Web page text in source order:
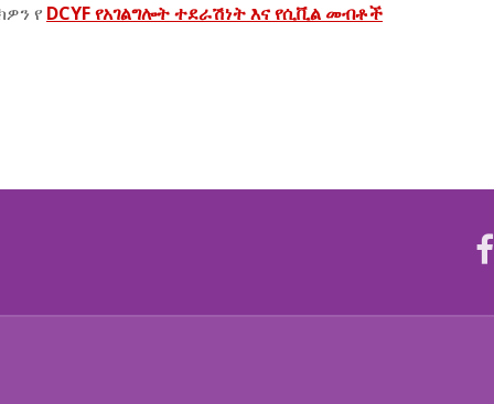
የ DCYF የአገልግሎት ተደራሽነት እና የሲቪል መብቶች